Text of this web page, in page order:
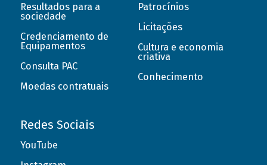
Resultados para a
sociedade
Credenciamento de
Equipamentos
Consulta PAC
Moedas contratuais
Patrocínios
Licitações
Cultura e economia
criativa
Conhecimento
Redes Sociais
YouTube